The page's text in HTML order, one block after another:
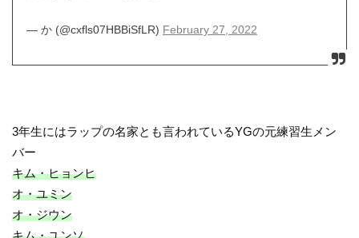
— か (@cxfls07HBBiSfLR) February 27, 2022
3年生にはラップの名家とも言われているYGの元練習生メン
バー
キム・ヒョンヒ
オ・ユミン
オ・ジウン
キム・ユンソ